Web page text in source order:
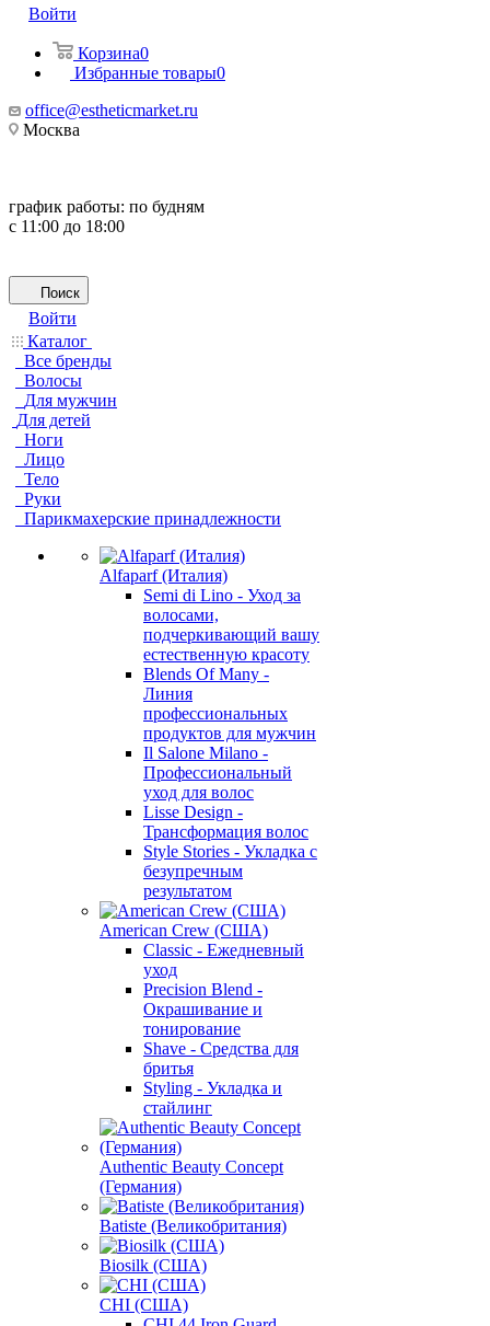
Войти
Корзина0
Избранные товары0
office@estheticmarket.ru
Москва
график работы: по будням
с 11:00 до 18:00
Поиск
Войти
Каталог
Все бренды
Волосы
Для мужчин
Для детей
Ноги
Лицо
Тело
Руки
Парикмахерские принадлежности
Alfaparf (Италия)
Semi di Lino - Уход за
волосами,
подчеркивающий вашу
естественную красоту
Blends Of Many -
Линия
профессиональных
продуктов для мужчин
Il Salone Milano -
Профессиональный
уход для волос
Lisse Design -
Трансформация волос
Style Stories - Укладка с
безупречным
результатом
American Crew (США)
Classic - Ежедневный
уход
Precision Blend -
Окрашивание и
тонирование
Shave - Средства для
бритья
Styling - Укладка и
стайлинг
Authentic Beauty Concept
(Германия)
Batiste (Великобритания)
Biosilk (США)
CHI (США)